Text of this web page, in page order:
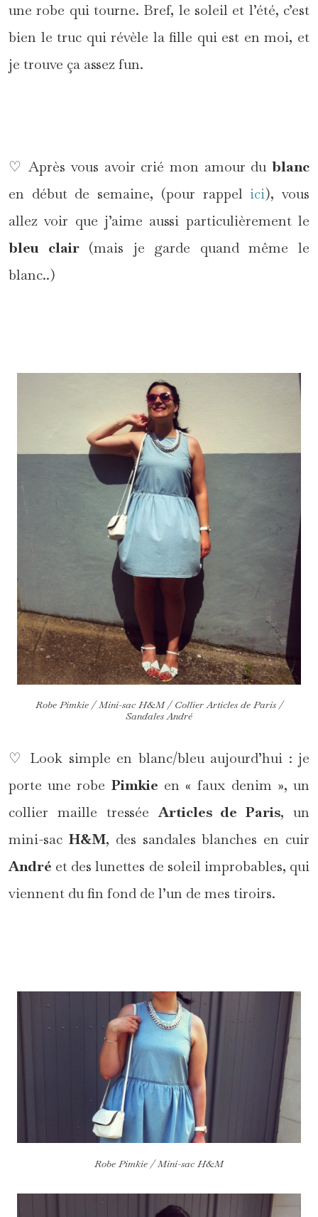
une robe qui tourne. Bref, le soleil et l’été, c’est
bien le truc qui révèle la fille qui est en moi, et
je trouve ça assez fun.
♡ Après vous avoir crié mon amour du blanc
en début de semaine, (pour rappel ici), vous
allez voir que j’aime aussi particulièrement le
bleu clair(mais je garde quand même le
blanc..)
Robe Pimkie / Mini-sac H&M / Collier Articles de Paris /
Sandales André
♡ Look simple en blanc/bleu aujourd’hui : je
porte une robe Pimkie en « faux denim », un
collier maille tressée Articles de Paris, un
mini-sac H&M, des sandales blanches en cuir
André et des lunettes de soleil improbables, qui
viennent du fin fond de l’un de mes tiroirs.
Robe Pimkie / Mini-sac H&M